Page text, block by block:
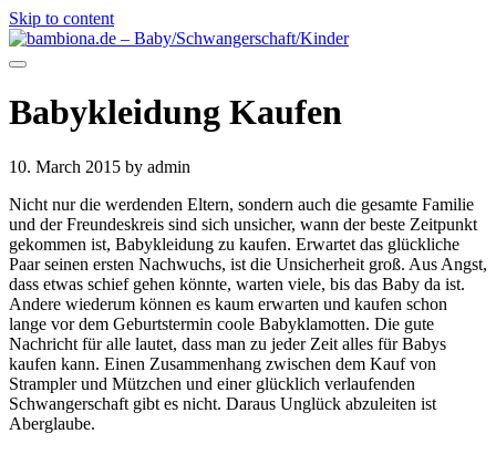
Skip to content
Babykleidung Kaufen
10. March 2015 by admin
Nicht nur die werdenden Eltern, sondern auch die gesamte Familie
und der Freundeskreis sind sich unsicher, wann der beste Zeitpunkt
gekommen ist, Babykleidung zu kaufen. Erwartet das glückliche
Paar seinen ersten Nachwuchs, ist die Unsicherheit groß. Aus Angst,
dass etwas schief gehen könnte, warten viele, bis das Baby da ist.
Andere wiederum können es kaum erwarten und kaufen schon
lange vor dem Geburtstermin coole Babyklamotten. Die gute
Nachricht für alle lautet, dass man zu jeder Zeit alles für Babys
kaufen kann. Einen Zusammenhang zwischen dem Kauf von
Strampler und Mützchen und einer glücklich verlaufenden
Schwangerschaft gibt es nicht. Daraus Unglück abzuleiten ist
Aberglaube.